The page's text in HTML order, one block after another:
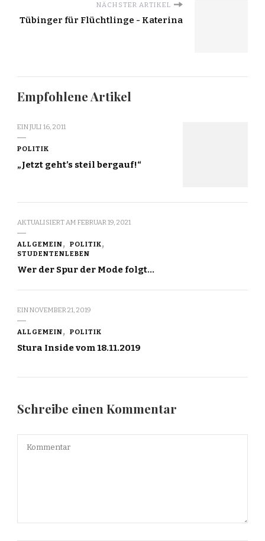
NÄCHSTER ARTIKEL
Tübinger für Flüchtlinge - Katerina
Empfohlene Artikel
EINJULI 16, 2011
POLITIK
„Jetzt geht’s steil bergauf!“
AKTUALISIERT AM FEBRUAR 19, 2021
ALLGEMEIN
POLITIK
STUDENTENLEBEN
Wer der Spur der Mode folgt…
EINNOVEMBER 21, 2019
ALLGEMEIN POLITIK
Stura Inside vom 18.11.2019
Schreibe einen Kommentar